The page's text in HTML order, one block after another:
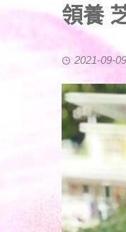
領養
2021-09-09